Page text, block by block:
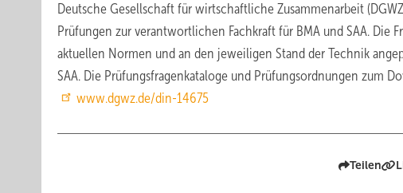
Deutsche Gesellschaft für wirtschaftliche Zusammenarbeit
Prüfungen zur verantwortlichen Fachkraft für BMA und SAA. Die
aktuellen Normen und an den jeweiligen Stand der Technik
SAA. Die Prüfungsfragenkataloge und Prüfungsordnungen zum
www.dgwz.de/din-14675
Teilen